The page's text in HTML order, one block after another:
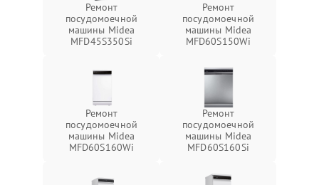
Ремонт
посудомоечной
машины Midea
MFD45S350Si
Ремонт
посудомоечной
машины Midea
MFD60S150Wi
Ремонт
посудомоечной
машины Midea
MFD60S160Wi
Ремонт
посудомоечной
машины Midea
MFD60S160Si